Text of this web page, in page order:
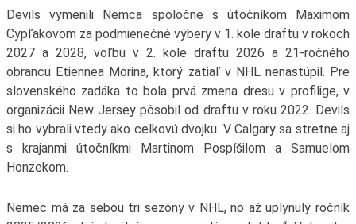
Devils vymenili Nemca spoločne s útočníkom Maximom
Cypľakovom za podmienečné výbery v 1. kole draftu v rokoch
2027 a 2028, voľbu v 2. kole draftu 2026 a 21-ročného
obrancu Etiennea Morina, ktorý zatiaľ v NHL nenastúpil. Pre
slovenského zadáka to bola prvá zmena dresu v profilige, v
organizácii New Jersey pôsobil od draftu v roku 2022. Devils
si ho vybrali vtedy ako celkovú dvojku. V Calgary sa stretne aj
s krajanmi útočníkmi Martinom Pospíšilom a Samuelom
Honzekom.
Nemec má za sebou tri sezóny v NHL, no až uplynulý ročník